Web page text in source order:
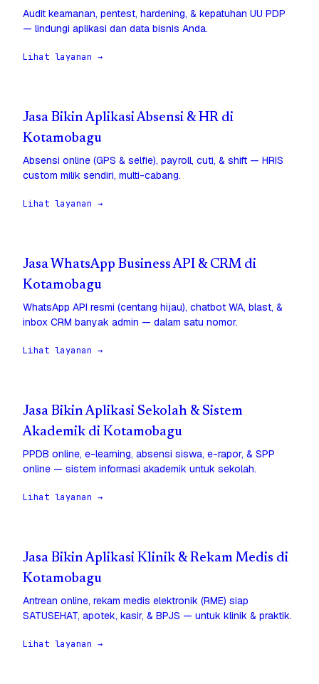
Audit keamanan, pentest, hardening, & kepatuhan UU PDP
— lindungi aplikasi dan data bisnis Anda.
Lihat layanan →
Jasa Bikin Aplikasi Absensi & HR di
Kotamobagu
Absensi online (GPS & selfie), payroll, cuti, & shift — HRIS
custom milik sendiri, multi-cabang.
Lihat layanan →
Jasa WhatsApp Business API & CRM di
Kotamobagu
WhatsApp API resmi (centang hijau), chatbot WA, blast, &
inbox CRM banyak admin — dalam satu nomor.
Lihat layanan →
Jasa Bikin Aplikasi Sekolah & Sistem
Akademik di Kotamobagu
PPDB online, e-learning, absensi siswa, e-rapor, & SPP
online — sistem informasi akademik untuk sekolah.
Lihat layanan →
Jasa Bikin Aplikasi Klinik & Rekam Medis di
Kotamobagu
Antrean online, rekam medis elektronik (RME) siap
SATUSEHAT, apotek, kasir, & BPJS — untuk klinik & praktik.
Lihat layanan →